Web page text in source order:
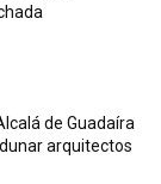
de Guadaíra
arquitectos